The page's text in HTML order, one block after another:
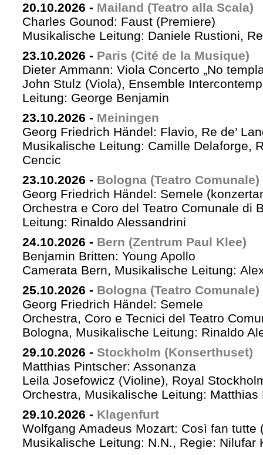
20.10.2026 - Mailand (Teatro alla Scala)
Charles Gounod: Faust (Premiere)
Musikalische Leitung: Daniele Rustioni,
23.10.2026 - Paris (Cité de la Musique)
Dieter Ammann: Viola Concerto „No
John Stulz (Viola), Ensemble
Leitung: George Benjamin
23.10.2026 - Meiningen
Georg Friedrich Händel: Flavio, Re de’
Musikalische Leitung: Camille Delaforge,
Cencic
23.10.2026 - Bologna (Teatro Comunale)
Georg Friedrich Händel: Semele
Orchestra e Coro del Teatro Comunale di
Leitung: Rinaldo Alessandrini
24.10.2026 - Bern (Zentrum Paul Klee)
Benjamin Britten: Young Apollo
Camerata Bern, Musikalische Leitung:
25.10.2026 - Bologna (Teatro Comunale)
Georg Friedrich Händel: Semele
Orchestra, Coro e Tecnici del Teatro
Bologna, Musikalische Leitung: Rinaldo
29.10.2026 - Stockholm (Konserthuset)
Matthias Pintscher: Assonanza
Leila Josefowicz (Violine), Royal
Orchestra, Musikalische Leitung: Matthias
29.10.2026 - Klagenfurt
Wolfgang Amadeus Mozart: Così fan tutte
Musikalische Leitung: N.N., Regie: Nilufar